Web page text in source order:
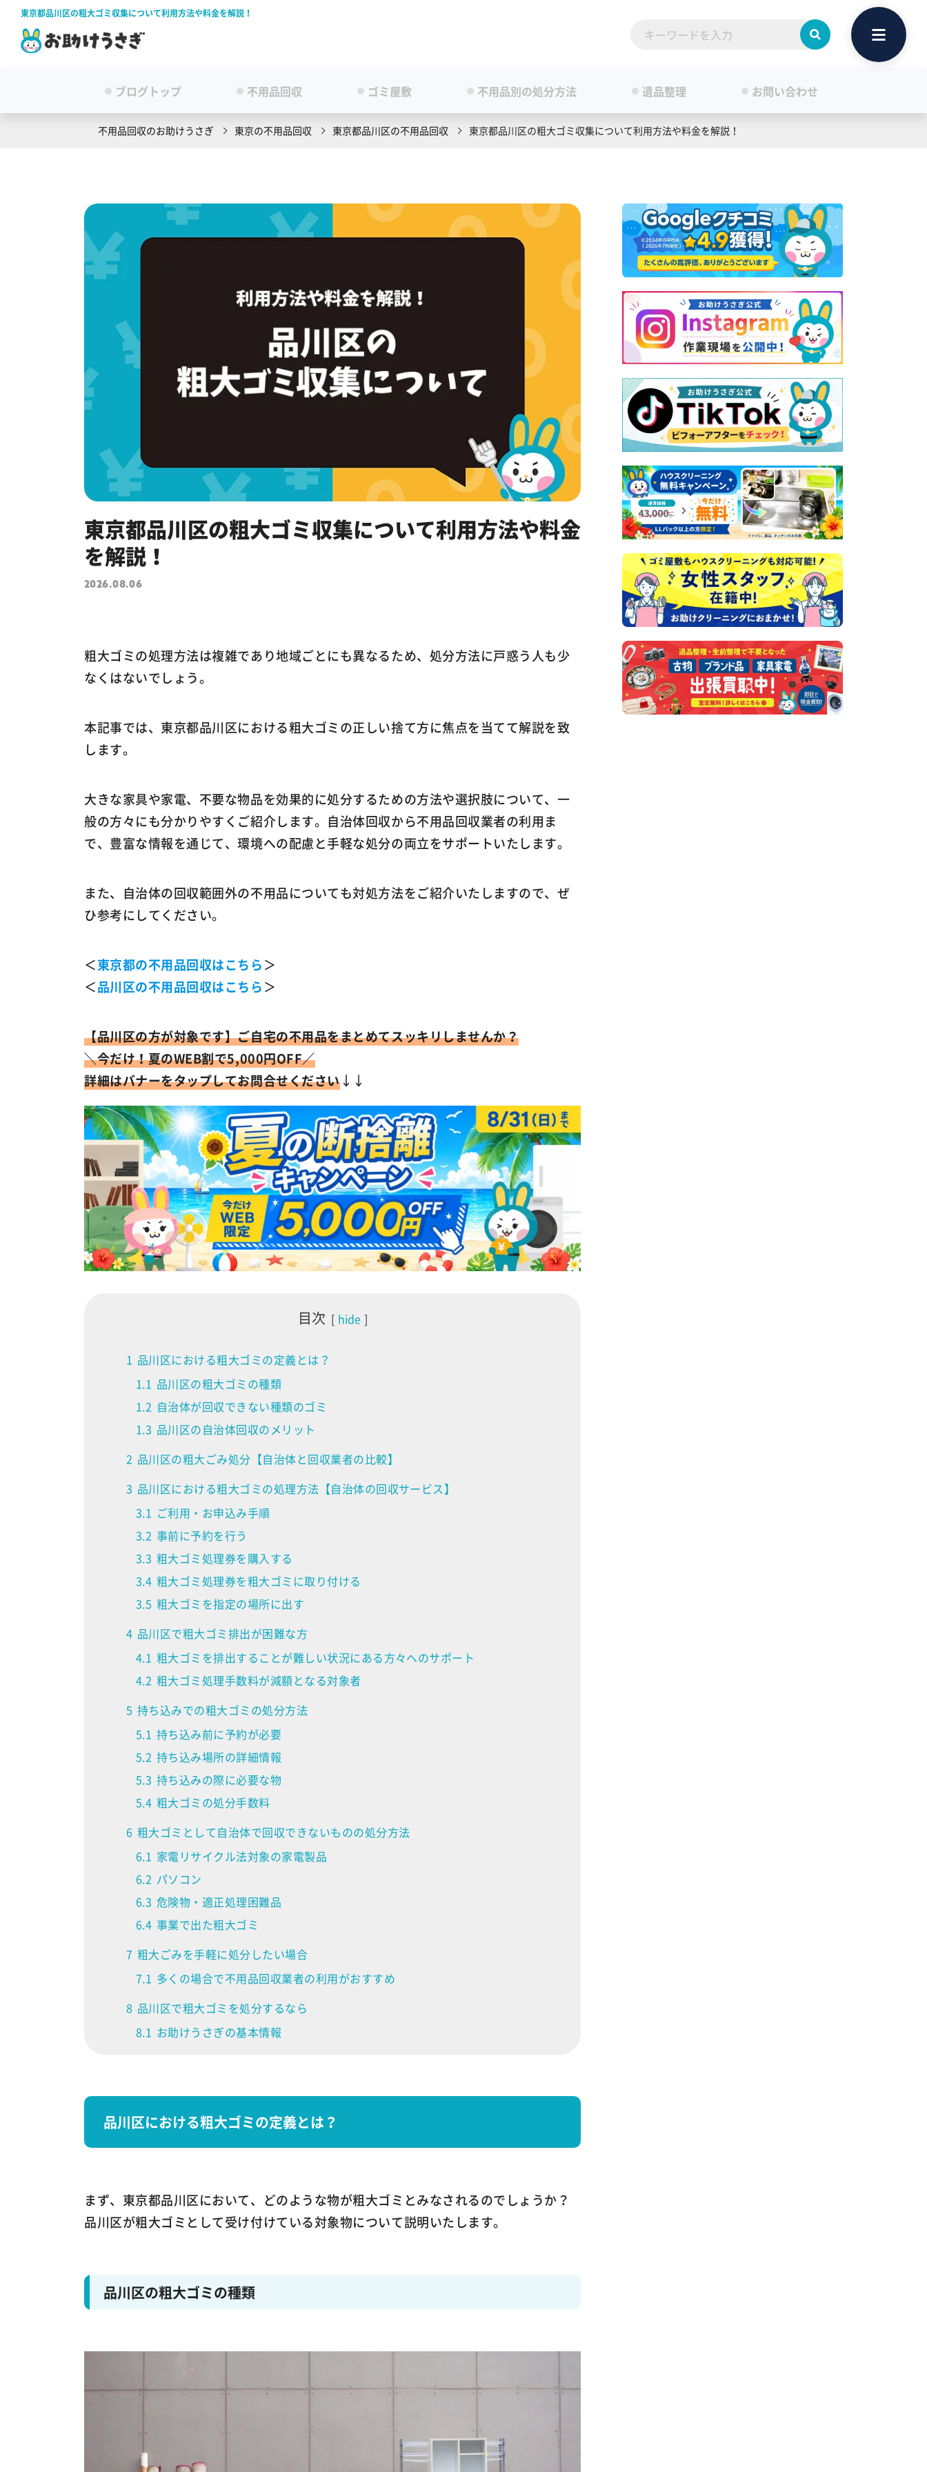
東京都品川区の粗大ゴミ収集について利用方法や料金を解説！
ブログトップ 不用品回収 ゴミ屋敷 不用品別の処分方法 遺品整理 お問い合わせ
不用品回収のお助けうさぎ 東京の不用品回収 東京都品川区の不用品回収 東京都品川区の粗大ゴミ収集について利用方法や料金を解説！
東京都品川区の粗大ゴミ収集について利用方法や料金
を解説！
2026.08.06
粗大ゴミの処理方法は複雑であり地域ごとにも異なるため、処分方法に戸惑う人も少
なくはないでしょう。
本記事では、東京都品川区における粗大ゴミの正しい捨て方に焦点を当てて解説を致
します。
大きな家具や家電、不要な物品を効果的に処分するための方法や選択肢について、一
般の方々にも分かりやすくご紹介します。自治体回収から不用品回収業者の利用ま
で、豊富な情報を通じて、環境への配慮と手軽な処分の両立をサポートいたします。
また、自治体の回収範囲外の不用品についても対処方法をご紹介いたしますので、ぜ
ひ参考にしてください。
＜東京都の不用品回収はこちら＞
＜品川区の不用品回収はこちら＞
【品川区の方が対象です】ご自宅の不用品をまとめてスッキリしませんか？
＼今だけ！夏のWEB割で5,000円OFF／
詳細はバナーをタップしてお問合せください↓↓
目次 hide
1 品川区における粗大ゴミの定義とは？
1.1 品川区の粗大ゴミの種類
1.2 自治体が回収できない種類のゴミ
1.3 品川区の自治体回収のメリット
2 品川区の粗大ごみ処分【自治体と回収業者の比較】
3 品川区における粗大ゴミの処理方法【自治体の回収サービス】
3.1 ご利用・お申込み手順
3.2 事前に予約を行う
3.3 粗大ゴミ処理券を購入する
3.4 粗大ゴミ処理券を粗大ゴミに取り付ける
3.5 粗大ゴミを指定の場所に出す
4 品川区で粗大ゴミ排出が困難な方
4.1 粗大ゴミを排出することが難しい状況にある方々へのサポート
4.2 粗大ゴミ処理手数料が減額となる対象者
5 持ち込みでの粗大ゴミの処分方法
5.1 持ち込み前に予約が必要
5.2 持ち込み場所の詳細情報
5.3 持ち込みの際に必要な物
5.4 粗大ゴミの処分手数料
6 粗大ゴミとして自治体で回収できないものの処分方法
6.1 家電リサイクル法対象の家電製品
6.2 パソコン
6.3 危険物・適正処理困難品
6.4 事業で出た粗大ゴミ
7 粗大ごみを手軽に処分したい場合
7.1 多くの場合で不用品回収業者の利用がおすすめ
8 品川区で粗大ゴミを処分するなら
8.1 お助けうさぎの基本情報
品川区における粗大ゴミの定義とは？
まず、東京都品川区において、どのような物が粗大ゴミとみなされるのでしょうか？
品川区が粗大ゴミとして受け付けている対象物について説明いたします。
品川区の粗大ゴミの種類